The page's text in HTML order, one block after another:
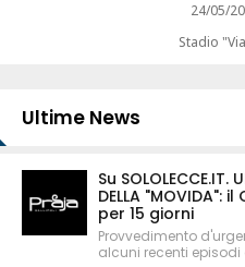
24/05/
Stadio
Ultime News
Su SOLOLECCE.IT.
DELLA "MOVIDA":
per 15 giorni
Provvedimento
alcuni recenti